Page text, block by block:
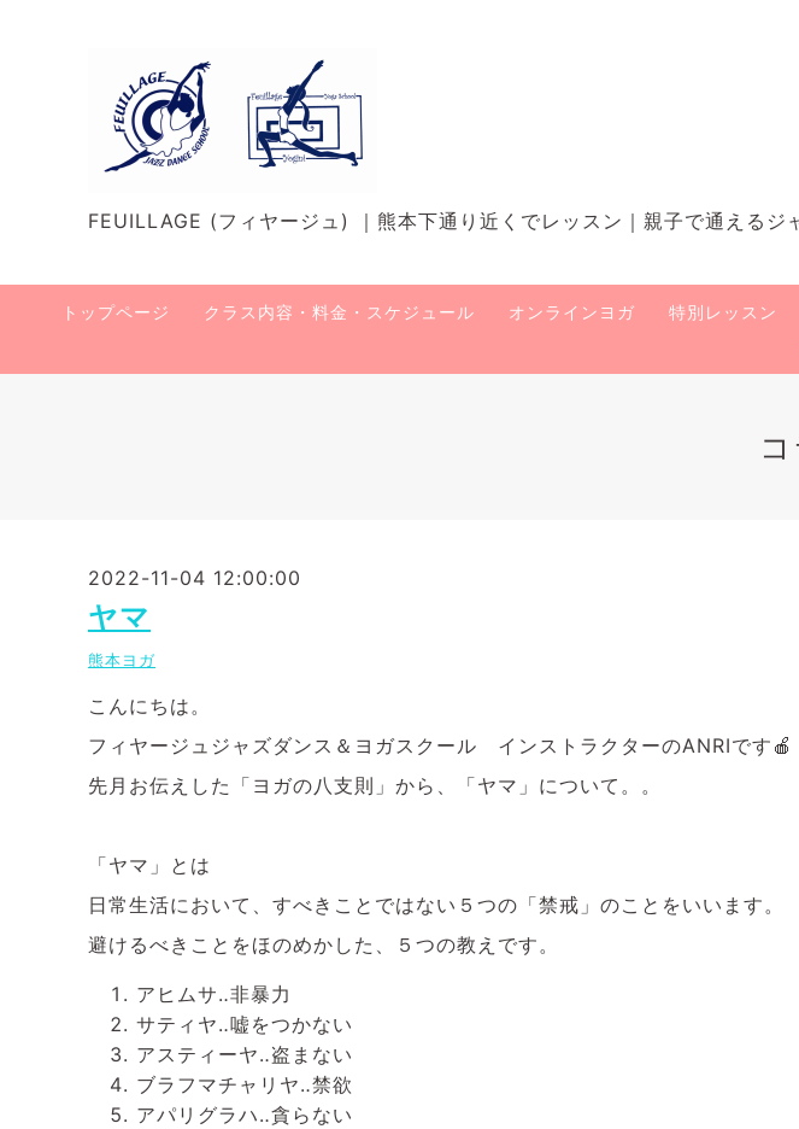
FEUILLAGE (フィヤージュ) ｜熊本下通り近くでレッスン｜親子で通えるジ
トップページ クラス内容・料金・スケジュール オンラインヨガ 特別レッスン
2022-11-04 12:00:00
ヤマ
熊本ヨガ
こんにちは。
フィヤージュジャズダンス＆ヨガスクール インストラクターのANRIです🍎
先月お伝えした「ヨガの八支則」から、「ヤマ」について。。
「ヤマ」とは
日常生活において、すべきことではない５つの「禁戒」のことをいいます。
避けるべきことをほのめかした、５つの教えです。
アヒムサ‥非暴力
サティヤ‥嘘をつかない
アスティーヤ‥盗まない
ブラフマチャリヤ‥禁欲
アパリグラハ‥貪らない